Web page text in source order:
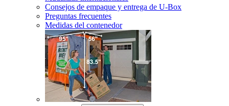
Consejos de empaque y entrega de U-Box
Preguntas frecuentes
Medidas del contenedor